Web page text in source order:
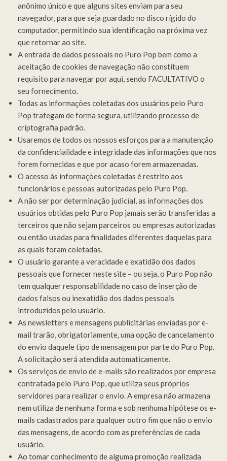
anônimo único e que alguns sites enviam para seu
navegador, para que seja guardado no disco rígido do
computador, permitindo sua identificação na próxima vez
que retornar ao site.
A entrada de dados pessoais no Puro Pop bem como a
aceitação de cookies de navegação não constituem
requisito para navegar por aqui, sendo FACULTATIVO o
seu fornecimento.
Todas as informações coletadas dos usuários pelo Puro
Pop trafegam de forma segura, utilizando processo de
criptografia padrão.
Usaremos de todos os nossos esforços para a manutenção
da confidencialidade e integridade das informações que nos
forem fornecidas e que por acaso forem armazenadas.
O acesso às informações coletadas é restrito aos
funcionários e pessoas autorizadas pelo Puro Pop.
A não ser por determinação judicial, as informações dos
usuários obtidas pelo Puro Pop jamais serão transferidas a
terceiros que não sejam parceiros ou empresas autorizadas
ou então usadas para finalidades diferentes daquelas para
as quais foram coletadas.
O usuário garante a veracidade e exatidão dos dados
pessoais que fornecer neste site – ou seja, o Puro Pop não
tem qualquer responsabilidade no caso de inserção de
dados falsos ou inexatidão dos dados pessoais
introduzidos pelo usuário.
As newsletters e mensagens publicitárias enviadas por e-
mail trarão, obrigatoriamente, uma opção de cancelamento
do envio daquele tipo de mensagem por parte do Puro Pop.
A solicitação será atendida automaticamente.
Os serviços de envio de e-mails são realizados por empresa
contratada pelo Puro Pop, que utiliza seus próprios
servidores para realizar o envio. A empresa não armazena
nem utiliza de nenhuma forma e sob nenhuma hipótese os e-
mails cadastrados para qualquer outro fim que não o envio
das mensagens, de acordo com as preferências de cada
usuário.
Ao tomar conhecimento de alguma promoção realizada